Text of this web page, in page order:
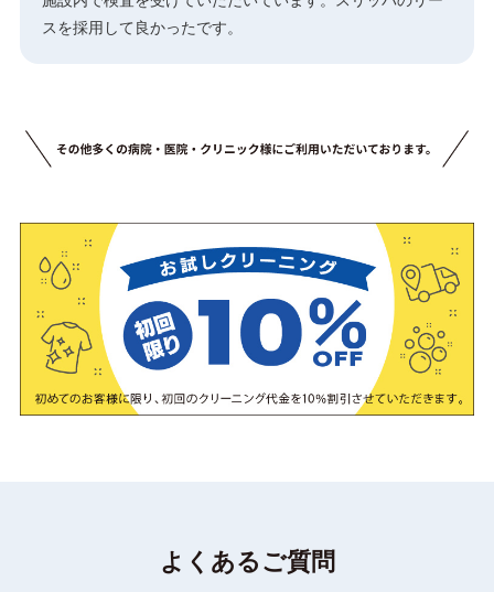
スを採用して良かったです。
よくあるご質問